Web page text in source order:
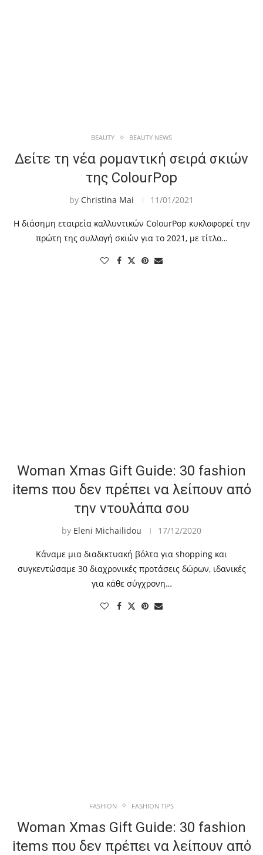
BEAUTY BEAUTY NEWS
Δείτε τη νέα ρομαντική σειρά σκιών
της ColourPop
by Christina Mai 11/01/2021
Η διάσημη εταιρεία καλλυντικών ColourPop κυκλοφορεί την
πρώτη της συλλογή σκιών για το 2021, με τίτλο…
Woman Xmas Gift Guide: 30 fashion
items που δεν πρέπει να λείπουν από
την ντουλάπα σου
by Eleni Michailidou 17/12/2020
Κάναμε μια διαδικτυακή βόλτα για shopping και
συγκεντώσαμε 30 διαχρονικές προτάσεις δώρων, ιδανικές
για κάθε σύγχρονη…
FASHION FASHION TIPS
Woman Xmas Gift Guide: 30 fashion
items που δεν πρέπει να λείπουν από